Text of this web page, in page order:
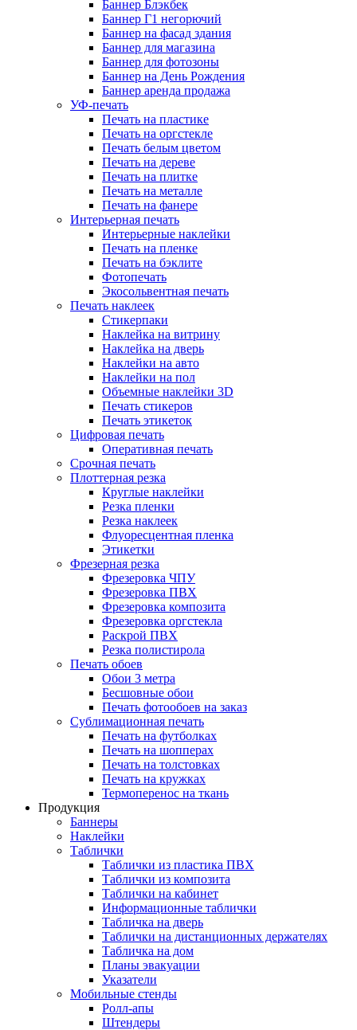
Баннер Блэкбек
Баннер Г1 негорючий
Баннер на фасад здания
Баннер для магазина
Баннер для фотозоны
Баннер на День Рождения
Баннер аренда продажа
УФ-печать
Печать на пластике
Печать на оргстекле
Печать белым цветом
Печать на дереве
Печать на плитке
Печать на металле
Печать на фанере
Интерьерная печать
Интерьерные наклейки
Печать на пленке
Печать на бэклите
Фотопечать
Экосольвентная печать
Печать наклеек
Стикерпаки
Наклейка на витрину
Наклейка на дверь
Наклейки на авто
Наклейки на пол
Объемные наклейки 3D
Печать стикеров
Печать этикеток
Цифровая печать
Оперативная печать
Срочная печать
Плоттерная резка
Круглые наклейки
Резка пленки
Резка наклеек
Флуоресцентная пленка
Этикетки
Фрезерная резка
Фрезеровка ЧПУ
Фрезеровка ПВХ
Фрезеровка композита
Фрезеровка оргстекла
Раскрой ПВХ
Резка полистирола
Печать обоев
Обои 3 метра
Бесшовные обои
Печать фотообоев на заказ
Сублимационная печать
Печать на футболках
Печать на шопперах
Печать на толстовках
Печать на кружках
Термоперенос на ткань
Продукция
Баннеры
Наклейки
Таблички
Таблички из пластика ПВХ
Таблички из композита
Таблички на кабинет
Информационные таблички
Табличка на дверь
Таблички на дистанционных держателях
Табличка на дом
Планы эвакуации
Указатели
Мобильные стенды
Ролл-апы
Штендеры